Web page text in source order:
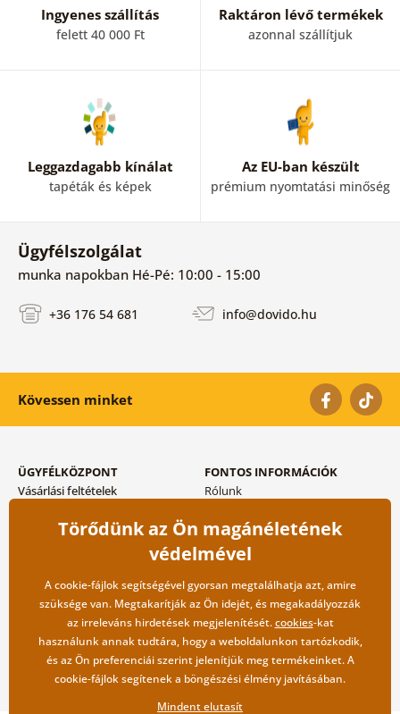
Ingyenes szállítás
felett 40 000 Ft
Raktáron lévő termékek
azonnal szállítjuk
Leggazdagabb kínálat
tapéták és képek
Az EU-ban készült
prémium nyomtatási minőség
Ügyfélszolgálat
munka napokban Hé-Pé: 10:00 - 15:00
+36 176 54 681 info@dovido.hu
Kövessen minket
ÜGYFÉLKÖZPONT
Vásárlási feltételek
Szállítási és fizetési módok
FONTOS INFORMÁCIÓK
Rólunk
Blog
Kapcsolat
Nagykereskedelmi
együttműködés
Törődünk az Ön magánéletének
védelmével
A cookie-fájlok segítségével gyorsan megtalálhatja azt, amire
szüksége van. Megtakarítják az Ön idejét, és megakadályozzák
az irreleváns hirdetések megjelenítését.cookies-kat
használunk annak tudtára, hogy a weboldalunkon tartózkodik,
és az Ön preferenciái szerint jelenítjük meg termékeinket. A
cookie-fájlok segítenek a böngészési élmény javításában.
Mindent elutasít